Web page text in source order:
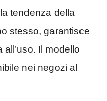
tendenza della
stesso, garantisce
Il modello
nei negozi al